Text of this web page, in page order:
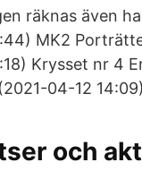
räknas även
MK2
Krysset nr 4
04-12
och